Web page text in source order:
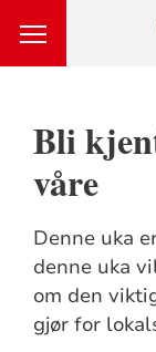
Bli
våre
Denne uka
denne uka
om den
gjør for